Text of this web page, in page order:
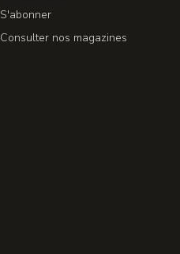
S'abonner
Consulter nos magazines